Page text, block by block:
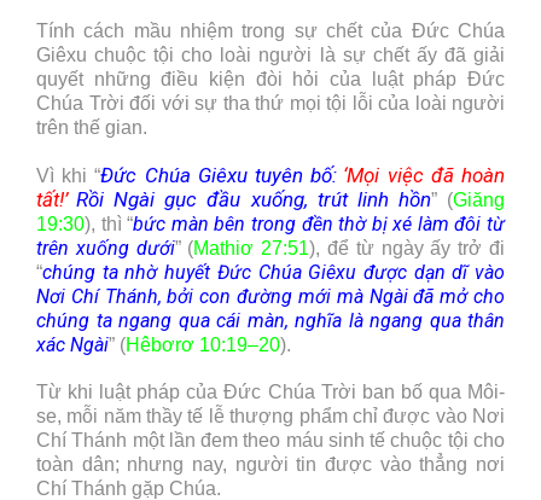
Tính cách mầu nhiệm trong sự chết của Đức Chúa
Giêxu chuộc tội cho loài người là sự chết ấy đã giải
quyết những điều kiện đòi hỏi của luật pháp Đức
Chúa Trời đối với sự tha thứ mọi tội lỗi của loài người
trên thế gian.
Vì khi “Đức Chúa Giêxu tuyên bố: ‘Mọi việc đã hoàn
tất!’ Rồi Ngài gục đầu xuống, trút linh hồn” (Giăng
19:30), thì “bức màn bên trong đền thờ bị xé làm đôi từ
trên xuống dưới” (Mathiơ 27:51), để từ ngày ấy trở đi
“chúng ta nhờ huyết Đức Chúa Giêxu được dạn dĩ vào
Nơi Chí Thánh, bởi con đường mới mà Ngài đã mở cho
chúng ta ngang qua cái màn, nghĩa là ngang qua thân
xác Ngài” (Hêbơrơ 10:19–20).
Từ khi luật pháp của Đức Chúa Trời ban bố qua Môi-
se, mỗi năm thầy tế lễ thượng phẩm chỉ được vào Nơi
Chí Thánh một lần đem theo máu sinh tế chuộc tội cho
toàn dân; nhưng nay, người tin được vào thẳng nơi
Chí Thánh gặp Chúa.